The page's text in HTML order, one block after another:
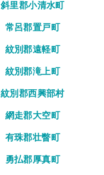
斜里郡小清水町
常呂郡置戸町
紋別郡遠軽町
紋別郡滝上町
紋別郡西興部村
網走郡大空町
有珠郡壮瞥町
勇払郡厚真町